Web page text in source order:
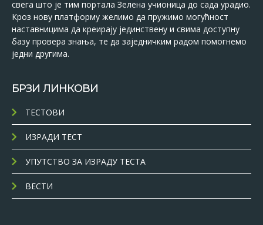
свега што је тим портала Зелена учионица до сада урадио.
Кроз нову платформу желимо да пружимо могућност
наставницима да креирају јединствену и свима доступну
базу провера знања, те да заједничким радом помогнемо
једни другима.
БРЗИ ЛИНКОВИ
ТЕСТОВИ
ИЗРАДИ ТЕСТ
УПУТСТВО ЗА ИЗРАДУ ТЕСТА
ВЕСТИ